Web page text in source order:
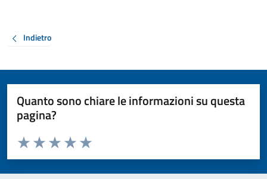
Indietro
Quanto sono chiare le informazioni su questa
pagina?
Valuta da 1 a 5 stelle la pagina
Valuta 5 stelle su 5
Valuta 4 stelle su 5
Valuta 3 stelle su 5
Valuta 2 stelle su 5
Valuta 1 stelle su 5